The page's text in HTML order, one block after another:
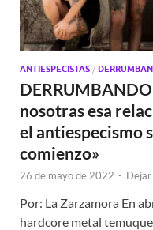
ANTIESPECISTAS /
DERRUMBANDO
nosotras esa
el antiespecismo
comienzo»
26 de mayo de 2022 -
Por: La Zarzamora En
hardcore metal